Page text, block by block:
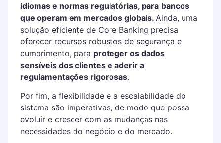
idiomas e normas regulatórias, para bancos
que operam em mercados globais. Ainda, uma
solução eficiente de Core Banking precisa
oferecer recursos robustos de segurança e
cumprimento, para proteger os dados
sensíveis dos clientes e aderir a
regulamentações rigorosas.
Por fim, a flexibilidade e a escalabilidade do
sistema são imperativas, de modo que possa
evoluir e crescer com as mudanças nas
necessidades do negócio e do mercado.